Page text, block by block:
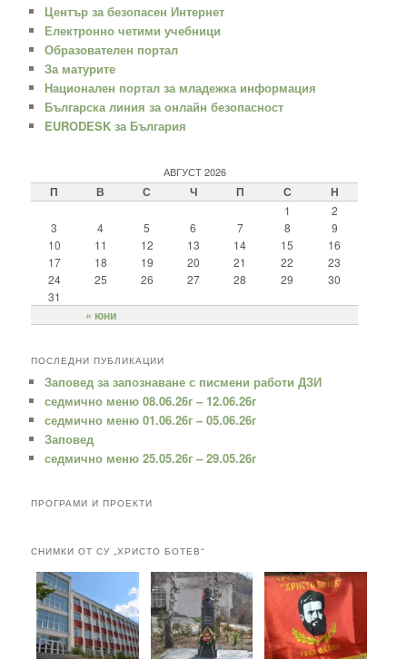
Център за безопасен Интернет
Електронно четими учебници
Образователен портал
За матурите
Национален портал за младежка информация
Българска линия за онлайн безопасност
EURODESK за България
АВГУСТ 2026
П В С Ч П С Н
« юни
1
2
3
4 5 6 7 8
9
10
11 12 13 14 15
16
17
18 19 20 21 22
23
24
25 26 27 28 29
30
31
ПОСЛЕДНИ ПУБЛИКАЦИИ
Заповед за запознаване с писмени работи ДЗИ
седмично меню 08.06.26г – 12.06.26г
седмично меню 01.06.26г – 05.06.26г
Заповед
седмично меню 25.05.26г – 29.05.26г
ПРОГРАМИ И ПРОЕКТИ
СНИМКИ ОТ СУ „ХРИСТО БОТЕВ“